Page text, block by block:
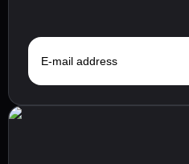
E-mail address